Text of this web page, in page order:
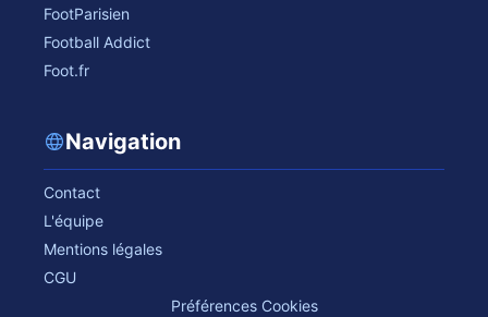
FootParisien
Football Addict
Foot.fr
Navigation
Contact
L'équipe
Mentions légales
CGU
Préférences Cookies